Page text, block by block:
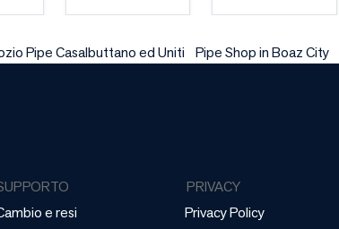
Pipe Casalbuttano ed Uniti Pipe Shop in Boaz City
e resi
PRIVACY
Privacy Policy